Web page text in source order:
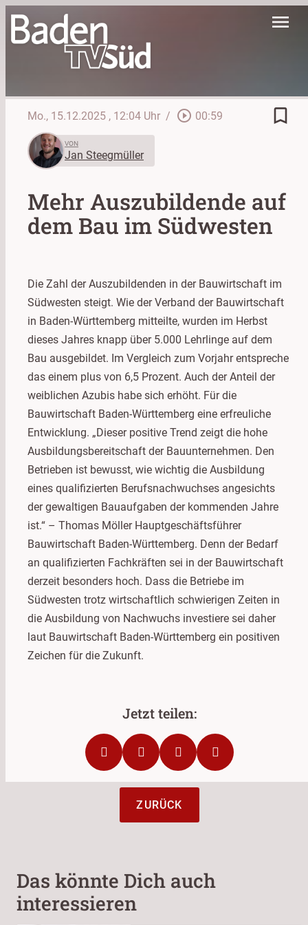
menu
Mo., 15.12.2025 , 12:04 Uhr / play_circle_outline 00:59 bookmark_border
VON
Jan Steegmüller
Mehr Auszubildende auf
dem Bau im Südwesten
Die Zahl der Auszubildenden in der Bauwirtschaft im
Südwesten steigt. Wie der Verband der Bauwirtschaft
in Baden-Württemberg mitteilte, wurden im Herbst
dieses Jahres knapp über 5.000 Lehrlinge auf dem
Bau ausgebildet. Im Vergleich zum Vorjahr entspreche
das einem plus von 6,5 Prozent. Auch der Anteil der
weiblichen Azubis habe sich erhöht. Für die
Bauwirtschaft Baden-Württemberg eine erfreuliche
Entwicklung. „Dieser positive Trend zeigt die hohe
Ausbildungsbereitschaft der Bauunternehmen. Den
Betrieben ist bewusst, wie wichtig die Ausbildung
eines qualifizierten Berufsnachwuchses angesichts
der gewaltigen Bauaufgaben der kommenden Jahre
ist.“ – Thomas Möller Hauptgeschäftsführer
Bauwirtschaft Baden-Württemberg. Denn der Bedarf
an qualifizierten Fachkräften sei in der Bauwirtschaft
derzeit besonders hoch. Dass die Betriebe im
Südwesten trotz wirtschaftlich schwierigen Zeiten in
die Ausbildung von Nachwuchs investiere sei daher
laut Bauwirtschaft Baden-Württemberg ein positiven
Zeichen für die Zukunft.
ZURÜCK
Das könnte Dich auch
interessieren